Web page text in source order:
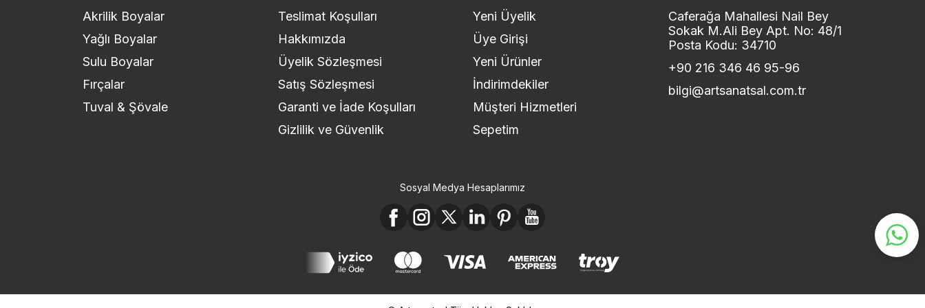
Akrilik Boyalar
Yağlı Boyalar
Sulu Boyalar
Fırçalar
Tuval & Şövale
Teslimat Koşulları
Hakkımızda
Üyelik Sözleşmesi
Satış Sözleşmesi
Garanti ve İade Koşulları
Gizlilik ve Güvenlik
Yeni Üyelik
Üye Girişi
Yeni Ürünler
İndirimdekiler
Müşteri Hizmetleri
Sepetim
Caferağa Mahallesi Nail Bey
Sokak M.Ali Bey Apt. No: 48/1
Posta Kodu: 34710
+90 216 346 46 95-96
bilgi@artsanatsal.com.tr
Sosyal Medya Hesaplarımız